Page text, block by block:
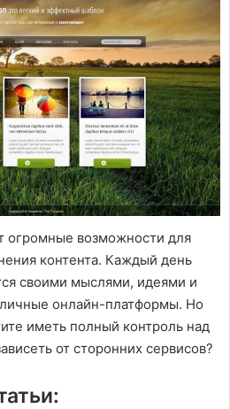
огромные возможности для
контента. Каждый день
своими мыслями, идеями и
онлайн-платформы. Но
иметь полный контроль над
от сторонних сервисов?